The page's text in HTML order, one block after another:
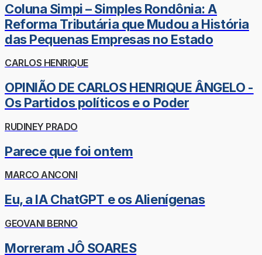
Coluna Simpi – Simples Rondônia: A
Reforma Tributária que Mudou a História
das Pequenas Empresas no Estado
CARLOS HENRIQUE
OPINIÃO DE CARLOS HENRIQUE ÂNGELO -
Os Partidos políticos e o Poder
RUDINEY PRADO
Parece que foi ontem
MARCO ANCONI
Eu, a IA ChatGPT e os Alienígenas
GEOVANI BERNO
Morreram JÔ SOARES